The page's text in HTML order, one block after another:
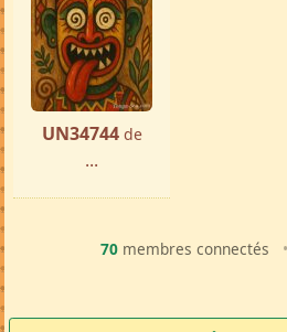
UN34744 de
...
70 membres connectés •